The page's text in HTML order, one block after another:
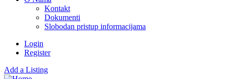
Kontakt
Dokumenti
Slobodan pristup informacijama
Login
Register
Add a Listing